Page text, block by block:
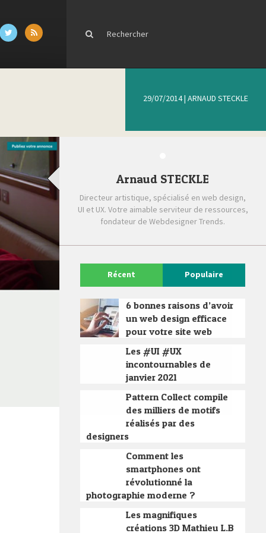
29/07/2014| ARNAUD STECKLE
Arnaud STECKLE
Directeur artistique, spécialisé en web design,
UI et UX. Votre aimable serviteur de ressources,
fondateur de Webdesigner Trends.
Récent Populaire
6 bonnes raisons d’avoir
un web design efficace
pour votre site web
Les #UI #UX
incontournables de
janvier 2021
Pattern Collect compile
des milliers de motifs
réalisés par des
designers
Comment les
smartphones ont
révolutionné la
photographie moderne ?
Les magnifiques
créations 3D Mathieu L.B